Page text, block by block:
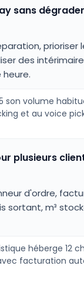
sans dégrader
prioriser
des
son volume
et au voice
plusieurs
d'ordre,
sortant, m³
héberge 12
facturation